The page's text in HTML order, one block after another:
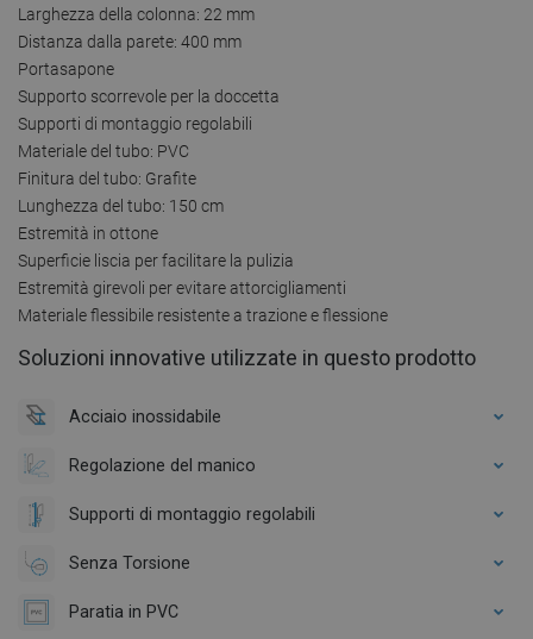
Larghezza della colonna: 22 mm
Distanza dalla parete: 400 mm
Portasapone
Supporto scorrevole per la doccetta
Supporti di montaggio regolabili
Materiale del tubo: PVC
Finitura del tubo: Grafite
Lunghezza del tubo: 150 cm
Estremità in ottone
Superficie liscia per facilitare la pulizia
Estremità girevoli per evitare attorcigliamenti
Materiale flessibile resistente a trazione e flessione
Soluzioni innovative utilizzate in questo prodotto
Acciaio inossidabile
Regolazione del manico
Supporti di montaggio regolabili
Senza Torsione
Paratia in PVC